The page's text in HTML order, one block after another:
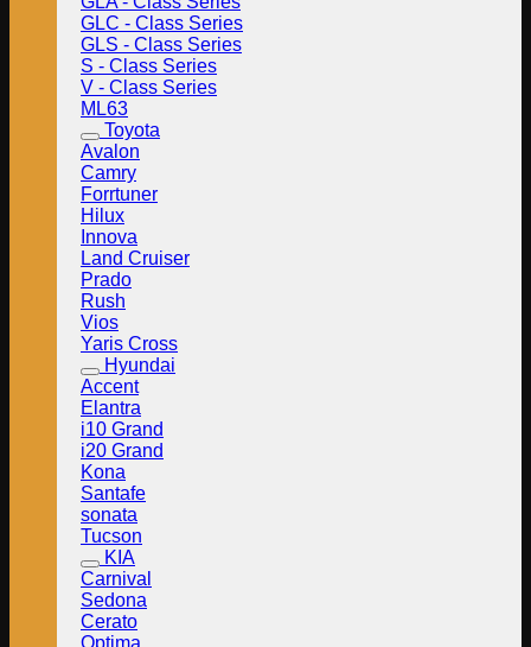
GLC - Class Series
GLS - Class Series
S - Class Series
V - Class Series
ML63
Toyota
Avalon
Camry
Forrtuner
Hilux
Innova
Land Cruiser
Prado
Rush
Vios
Yaris Cross
Hyundai
Accent
Elantra
i10 Grand
i20 Grand
Kona
Santafe
sonata
Tucson
KIA
Carnival
Sedona
Cerato
Optima